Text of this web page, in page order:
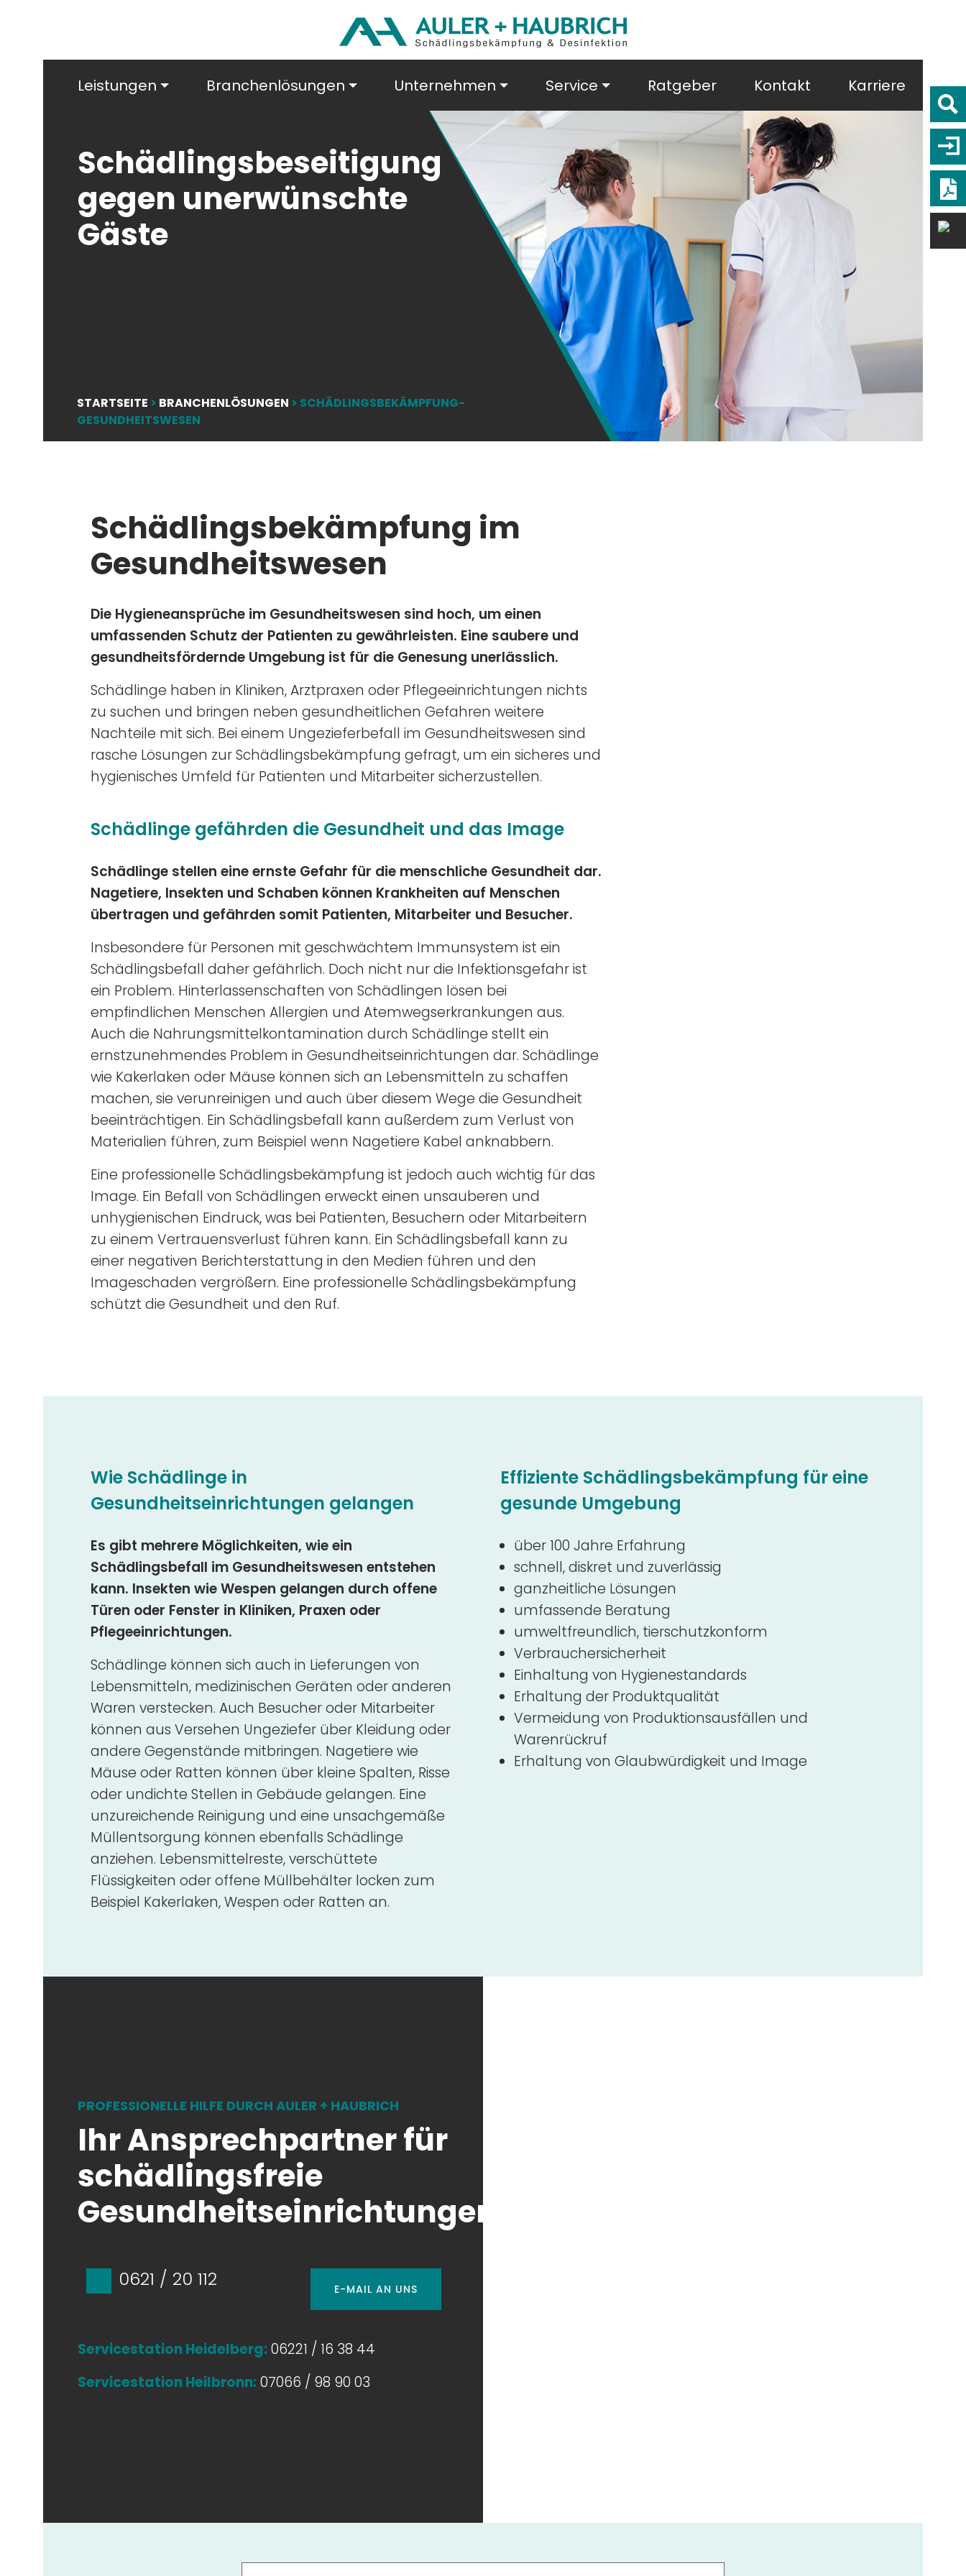
Leistungen Branchenlösungen Unternehmen Service Ratgeber Kontakt Karriere
STARTSEITE > BRANCHENLÖSUNGEN > SCHÄDLINGSBEKÄMPFUNG-
GESUNDHEITSWESEN
Schädlingsbeseitigung
gegen unerwünschte
Gäste
Schädlingsbekämpfung im
Gesundheitswesen
Die Hygieneansprüche im Gesundheitswesen sind hoch, um einen
umfassenden Schutz der Patienten zu gewährleisten. Eine saubere und
gesundheitsfördernde Umgebung ist für die Genesung unerlässlich.
Schädlinge haben in Kliniken, Arztpraxen oder Pflegeeinrichtungen nichts
zu suchen und bringen neben gesundheitlichen Gefahren weitere
Nachteile mit sich. Bei einem Ungezieferbefall im Gesundheitswesen sind
rasche Lösungen zur Schädlingsbekämpfung gefragt, um ein sicheres und
hygienisches Umfeld für Patienten und Mitarbeiter sicherzustellen.
Schädlinge gefährden die Gesundheit und das Image
Schädlinge stellen eine ernste Gefahr für die menschliche Gesundheit dar.
Nagetiere, Insekten und Schaben können Krankheiten auf Menschen
übertragen und gefährden somit Patienten, Mitarbeiter und Besucher.
Insbesondere für Personen mit geschwächtem Immunsystem ist ein
Schädlingsbefall daher gefährlich. Doch nicht nur die Infektionsgefahr ist
ein Problem. Hinterlassenschaften von Schädlingen lösen bei
empfindlichen Menschen Allergien und Atemwegserkrankungen aus.
Auch die Nahrungsmittelkontamination durch Schädlinge stellt ein
ernstzunehmendes Problem in Gesundheitseinrichtungen dar. Schädlinge
wie Kakerlaken oder Mäuse können sich an Lebensmitteln zu schaffen
machen, sie verunreinigen und auch über diesem Wege die Gesundheit
beeinträchtigen. Ein Schädlingsbefall kann außerdem zum Verlust von
Materialien führen, zum Beispiel wenn Nagetiere Kabel anknabbern.
Eine professionelle Schädlingsbekämpfung ist jedoch auch wichtig für das
Image. Ein Befall von Schädlingen erweckt einen unsauberen und
unhygienischen Eindruck, was bei Patienten, Besuchern oder Mitarbeitern
zu einem Vertrauensverlust führen kann. Ein Schädlingsbefall kann zu
einer negativen Berichterstattung in den Medien führen und den
Imageschaden vergrößern. Eine professionelle Schädlingsbekämpfung
schützt die Gesundheit und den Ruf.
Wie Schädlinge in
Gesundheitseinrichtungen gelangen
Es gibt mehrere Möglichkeiten, wie ein
Schädlingsbefall im Gesundheitswesen entstehen
kann. Insekten wie Wespen gelangen durch offene
Türen oder Fenster in Kliniken, Praxen oder
Pflegeeinrichtungen.
Schädlinge können sich auch in Lieferungen von
Lebensmitteln, medizinischen Geräten oder anderen
Waren verstecken. Auch Besucher oder Mitarbeiter
können aus Versehen Ungeziefer über Kleidung oder
andere Gegenstände mitbringen. Nagetiere wie
Mäuse oder Ratten können über kleine Spalten, Risse
oder undichte Stellen in Gebäude gelangen. Eine
unzureichende Reinigung und eine unsachgemäße
Müllentsorgung können ebenfalls Schädlinge
anziehen. Lebensmittelreste, verschüttete
Flüssigkeiten oder offene Müllbehälter locken zum
Beispiel Kakerlaken, Wespen oder Ratten an.
Effiziente Schädlingsbekämpfung für eine
gesunde Umgebung
über 100 Jahre Erfahrung
schnell, diskret und zuverlässig
ganzheitliche Lösungen
umfassende Beratung
umweltfreundlich, tierschutzkonform
Verbrauchersicherheit
Einhaltung von Hygienestandards
Erhaltung der Produktqualität
Vermeidung von Produktionsausfällen und
Warenrückruf
Erhaltung von Glaubwürdigkeit und Image
PROFESSIONELLE HILFE DURCH AULER + HAUBRICH
Ihr Ansprechpartner für
schädlingsfreie
Gesundheitseinrichtungen!
0621 / 20 112 E-MAIL AN UNS
Servicestation Heidelberg: 06221 / 16 38 44
Servicestation Heilbronn: 07066 / 98 90 03